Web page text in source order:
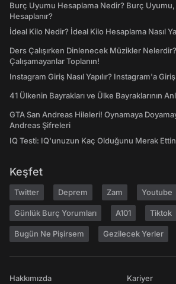
Burç Uyumu Hesaplama Nedir? Burç Uyumu,
Hesaplanır?
İdeal Kilo Nedir? İdeal Kilo Hesaplama Nasıl
Ders Çalışırken Dinlenecek Müzikler
Çalışamayanlar Toplanın!
Instagram Giriş Nasıl Yapılır? Instagram'a
41 Ülkenin Bayrakları ve Ülke Bayraklarının
GTA San Andreas Hileleri! Oynamaya
Andreas Şifreleri
IQ Testi: IQ'unuzun Kaç Olduğunu Merak
Keşfet
Twitter Deprem Zam Youtube
Günlük Burç Yorumları A101 Tiktok
Bugün Ne Pişirsem Gezilecek Yerler
Hakkımızda
Kariyer